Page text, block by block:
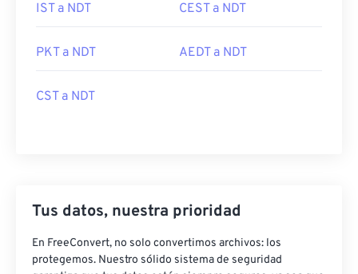
IST a NDT CEST a NDT
PKT a NDT AEDT a NDT
CST a NDT
Tus datos, nuestra prioridad
En FreeConvert, no solo convertimos archivos: los
protegemos. Nuestro sólido sistema de seguridad